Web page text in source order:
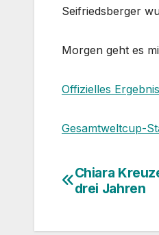
Seifriedsberger
Morgen geht es
Offizielles Ergebnis
Gesamtweltcup-
Chiara
drei Jahren